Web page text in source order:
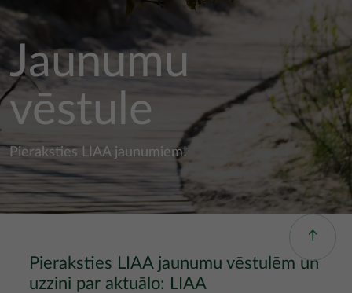
Jaunumu
vēstule
Pieraksties LIAA jaunumiem!
Pieraksties LIAA jaunumu vēstulēm un
uzzini par aktuālo: LIAA